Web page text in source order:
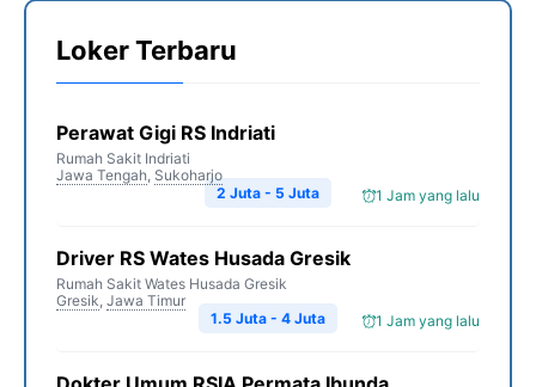
Loker Terbaru
Perawat Gigi RS Indriati
Rumah Sakit Indriati
Jawa Tengah, Sukoharjo
1 Jam yang lalu
2 Juta - 5 Juta
Driver RS Wates Husada Gresik
Rumah Sakit Wates Husada Gresik
Gresik, Jawa Timur
1 Jam yang lalu
1.5 Juta - 4 Juta